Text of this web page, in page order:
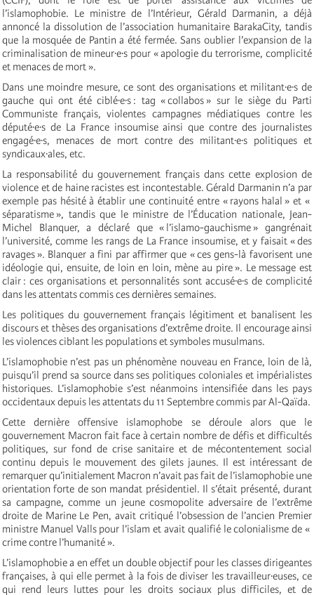
l’islamophobie. Le ministre de l’Intérieur, Gérald Darmanin, a déjà
annoncé la dissolution de l’association humanitaire BarakaCity, tandis
que la mosquée de Pantin a été fermée. Sans oublier l’expansion de la
criminalisation de mineur·e·s pour « apologie du terrorisme, complicité
et menaces de mort ».
Dans une moindre mesure, ce sont des organisations et militant·e·s de
gauche qui ont été ciblé·e·s : tag « collabos » sur le siège du Parti
Communiste français, violentes campagnes médiatiques contre les
député·e·s de La France insoumise ainsi que contre des journalistes
engagé·e·s, menaces de mort contre des militant·e·s politiques et
syndicaux·ales, etc.
La responsabilité du gouvernement français dans cette explosion de
violence et de haine racistes est incontestable. Gérald Darmanin n’a par
exemple pas hésité à établir une continuité entre « rayons halal » et «
séparatisme », tandis que le ministre de l’Éducation nationale, Jean-
Michel Blanquer, a déclaré que « l’islamo-gauchisme » gangrénait
l’université, comme les rangs de La France insoumise, et y faisait « des
ravages ». Blanquer a fini par affirmer que « ces gens-là favorisent une
idéologie qui, ensuite, de loin en loin, mène au pire ». Le message est
clair : ces organisations et personnalités sont accusé·e·s de complicité
dans les attentats commis ces dernières semaines.
Les politiques du gouvernement français légitiment et banalisent les
discours et thèses des organisations d’extrême droite. Il encourage ainsi
les violences ciblant les populations et symboles musulmans.
L’islamophobie n’est pas un phénomène nouveau en France, loin de là,
puisqu’il prend sa source dans ses politiques coloniales et impérialistes
historiques. L’islamophobie s’est néanmoins intensifiée dans les pays
occidentaux depuis les attentats du 11 Septembre commis par Al-Qaïda.
Cette dernière offensive islamophobe se déroule alors que le
gouvernement Macron fait face à certain nombre de défis et difficultés
politiques, sur fond de crise sanitaire et de mécontentement social
continu depuis le mouvement des gilets jaunes. Il est intéressant de
remarquer qu’initialement Macron n’avait pas fait de l’islamophobie une
orientation forte de son mandat présidentiel. Il s’était présenté, durant
sa campagne, comme un jeune cosmopolite adversaire de l’extrême
droite de Marine Le Pen, avait critiqué l’obsession de l’ancien Premier
ministre Manuel Valls pour l’islam et avait qualifié le colonialisme de «
crime contre l’humanité ».
L’islamophobie a en effet un double objectif pour les classes dirigeantes
françaises, à qui elle permet à la fois de diviser les travailleur·euses, ce
qui rend leurs luttes pour les droits sociaux plus difficiles, et de